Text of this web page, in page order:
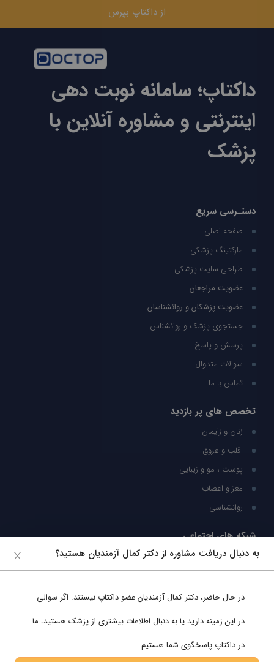
از داکتاپ بپرس
داکتاپ؛ سامانه نوبت دهی
اینترنتی و مشاوره آنلاین با
پزشک
دستـرسی سریع
صفحه اصلی
مارکتینگ پزشکی
طراحی سایت پزشکی
عضویت مراجعان
عضویت پزشکان و روانشناسان
جستجوی پزشک و روانشناس
پرسش و پاسخ
سوالات متدوال
تماس با ما
تخصص های پر بازدید
زنان و زایمان
قلب و عروق
پوست ، مو و زیبایی
مغز و اعصاب
روانشناسی
شبکه های اجتماعی
ما را در شبکه های اجتماعی دنبال کنید
به دنبال دریافت مشاوره از دکتر کمال آزمندیان هستید؟
در حال حاضر، دکتر کمال آزمندیانعضو داکتاپ نیستند. اگر سوالی
در این زمینه دارید یا به دنبال اطلاعات بیشتری از پزشک هستید، ما
در داکتاپ پاسخگوی شما هستیم.